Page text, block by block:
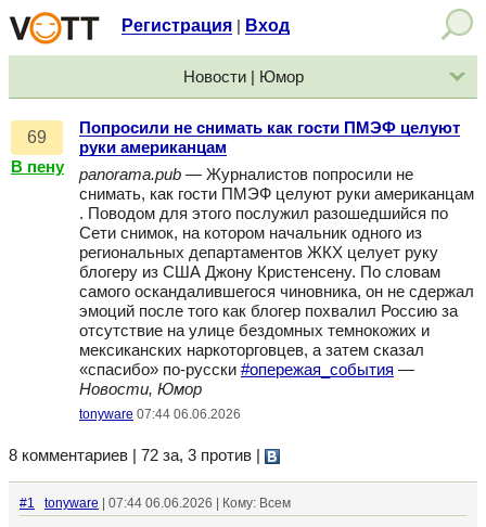
Регистрация Вход
Новости | Юмор
69
В пену
Попросили не снимать как гости ПМЭФ целуют
руки американцам
panorama.pub — Журналистов попросили не
снимать, как гости ПМЭФ целуют руки американцам
. Поводом для этого послужил разошедшийся по
Сети снимок, на котором начальник одного из
региональных департаментов ЖКХ целует руку
блогеру из США Джону Кристенсену. По словам
самого оскандалившегося чиновника, он не сдержал
эмоций после того как блогер похвалил Россию за
отсутствие на улице бездомных темнокожих и
мексиканских наркоторговцев, а затем сказал
«спасибо» по-русски #опережая_события —
Новости, Юмор
tonyware 07:44 06.06.2026
8 комментариев | 72 за, 3 против
#1 tonyware | 07:44 06.06.2026 | Кому: Всем